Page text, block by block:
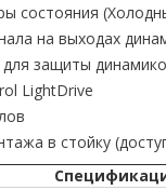
состояния
на выходах
защиты
LightDrive
в стойку